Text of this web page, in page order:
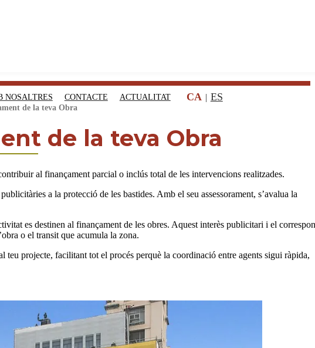
NOSALTRES CONTACTE ACTUALITAT CA ES
de la teva Obra
de la teva Obra
al finançament parcial o inclús total de les intervencions realitzades.
a la protecció de les bastides. Amb el seu assessorament, s’avalua la
es destinen al finançament de les obres. Aquest interès publicitari i el
o el transit que acumula la zona.
projecte, facilitant tot el procés perquè la coordinació entre agents sigui ràpida,